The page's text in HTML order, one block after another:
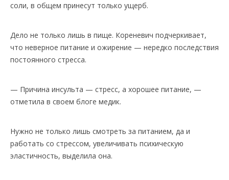
соли, в общем принесут только ущерб.
Дело не только лишь в пище. Кореневич подчеркивает,
что неверное питание и ожирение — нередко последствия
постоянного стресса.
— Причина инсульта — стресс, а хорошее питание, —
отметила в своем блоге медик.
Нужно не только лишь смотреть за питанием, да и
работать со стрессом, увеличивать психическую
эластичность, выделила она.